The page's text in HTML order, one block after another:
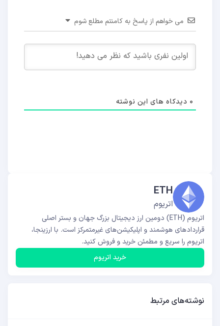
می خواهم از پاسخ به کامنتم مطلع شوم
0 دیدکاه های این نوشته
ETH
اتریوم
اتریوم (ETH) دومین ارز دیجیتال بزرگ جهان و بستر اصلی
قراردادهای هوشمند و اپلیکیشن‌های غیرمتمرکز است. با ارزینجا،
اتریوم را سریع و مطمئن خرید و فروش کنید.
خرید اتریوم
نوشته‌های مرتبط